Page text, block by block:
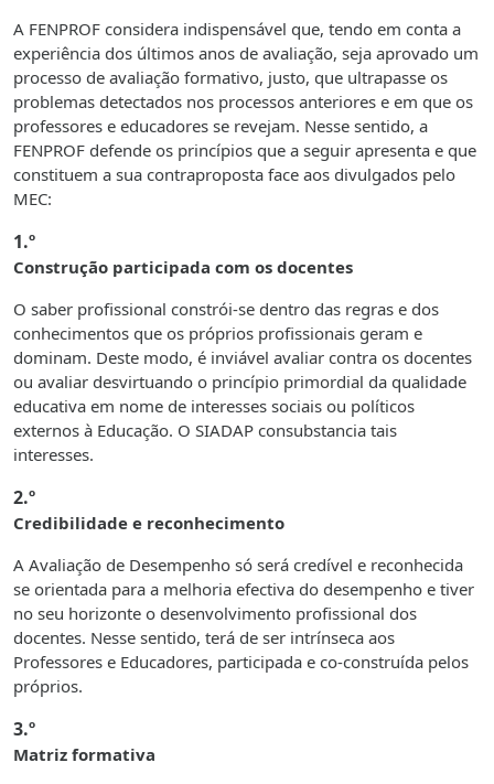
A FENPROF considera indispensável que, tendo em conta a
experiência dos últimos anos de avaliação, seja aprovado um
processo de avaliação formativo, justo, que ultrapasse os
problemas detectados nos processos anteriores e em que os
professores e educadores se revejam. Nesse sentido, a
FENPROF defende os princípios que a seguir apresenta e que
constituem a sua contraproposta face aos divulgados pelo
MEC:
1.º
Construção participada com os docentes
O saber profissional constrói-se dentro das regras e dos
conhecimentos que os próprios profissionais geram e
dominam. Deste modo, é inviável avaliar contra os docentes
ou avaliar desvirtuando o princípio primordial da qualidade
educativa em nome de interesses sociais ou políticos
externos à Educação. O SIADAP consubstancia tais
interesses.
2.º
Credibilidade e reconhecimento
A Avaliação de Desempenho só será credível e reconhecida
se orientada para a melhoria efectiva do desempenho e tiver
no seu horizonte o desenvolvimento profissional dos
docentes. Nesse sentido, terá de ser intrínseca aos
Professores e Educadores, participada e co-construída pelos
próprios.
3.º
Matriz formativa